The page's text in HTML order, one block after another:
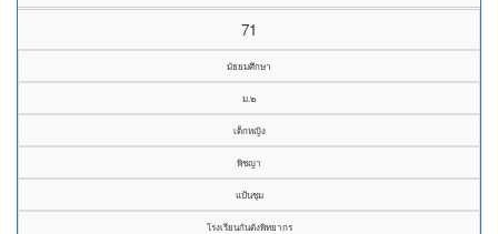
71
มัธยมศึกษา
ม.๒
เด็กหญิง
พิชญา
แป้นชุม
โรงเรียนกันตังพิทยากร